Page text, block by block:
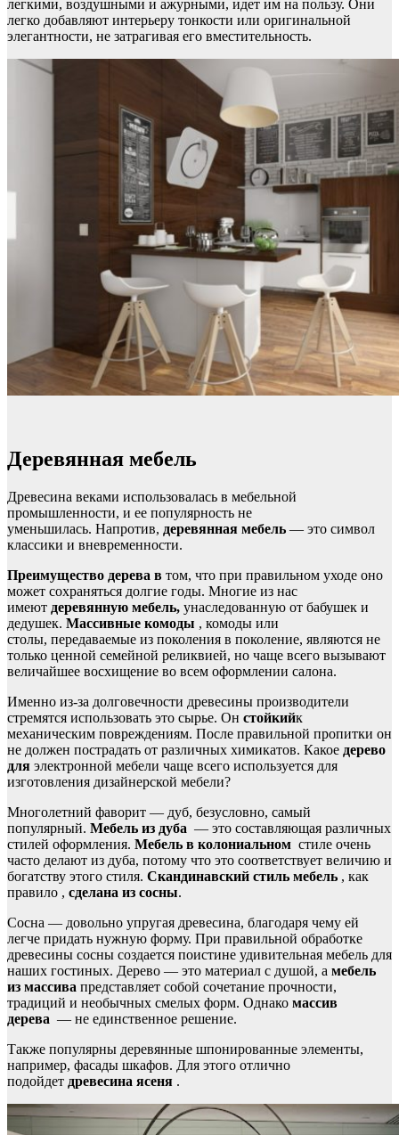
легкими, воздушными и ажурными, идет им на пользу. Они
легко добавляют интерьеру тонкости или оригинальной
элегантности, не затрагивая его вместительность.
Деревянная мебель
Древесина веками использовалась в мебельной
промышленности, и ее популярность не
уменьшилась. Напротив, деревянная мебель — это символ
классики и вневременности.
Преимущество дерева в том, что при правильном уходе оно
может сохраняться долгие годы. Многие из нас
имеют деревянную мебель, унаследованную от бабушек и
дедушек. Массивные комоды , комоды или
столы, передаваемые из поколения в поколение, являются не
только ценной семейной реликвией, но чаще всего вызывают
величайшее восхищение во всем оформлении салона.
Именно из-за долговечности древесины производители
стремятся использовать это сырье. Он стойкийк
механическим повреждениям. После правильной пропитки он
не должен пострадать от различных химикатов. Какое дерево
для электронной мебели чаще всего используется для
изготовления дизайнерской мебели?
Многолетний фаворит — дуб, безусловно, самый
популярный. Мебель из дуба — это составляющая различных
стилей оформления. Мебель в колониальном стиле очень
часто делают из дуба, потому что это соответствует величию и
богатству этого стиля. Скандинавский стиль мебель , как
правило , сделана из сосны.
Сосна — довольно упругая древесина, благодаря чему ей
легче придать нужную форму. При правильной обработке
древесины сосны создается поистине удивительная мебель для
наших гостиных. Дерево — это материал с душой, а мебель
из массива представляет собой сочетание прочности,
традиций и необычных смелых форм. Однако массив
дерева — не единственное решение.
Также популярны деревянные шпонированные элементы,
например, фасады шкафов. Для этого отлично
подойдет древесина ясеня .